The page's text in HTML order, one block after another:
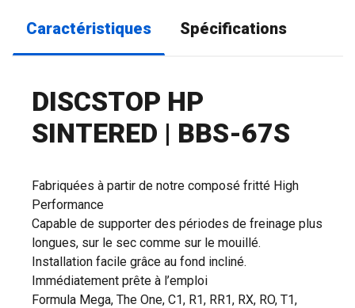
Caractéristiques Spécifications
DISCSTOP HP
SINTERED | BBS-67S
Fabriquées à partir de notre composé fritté High
Performance
Capable de supporter des périodes de freinage plus
longues, sur le sec comme sur le mouillé.
Installation facile grâce au fond incliné.
Immédiatement prête à l’emploi
Formula Mega, The One, C1, R1, RR1, RX, RO, T1,